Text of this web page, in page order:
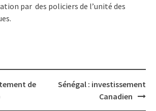
par des policiers de l’unité des
de
Sénégal : investissement
Canadien